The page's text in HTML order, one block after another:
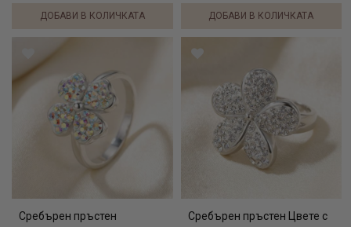
ДОБАВИ В КОЛИЧКАТА ДОБАВИ В КОЛИЧКАТА
Сребърен пръстен
Сребърен пръстен Цвете с